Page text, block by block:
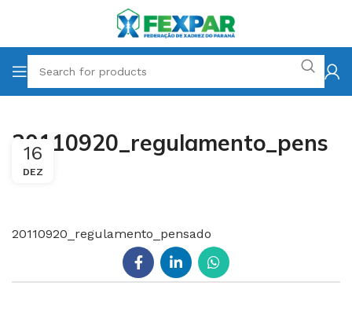
20110920_regulamento_pens
ado
16
DEZ
20110920_regulamento_pensado